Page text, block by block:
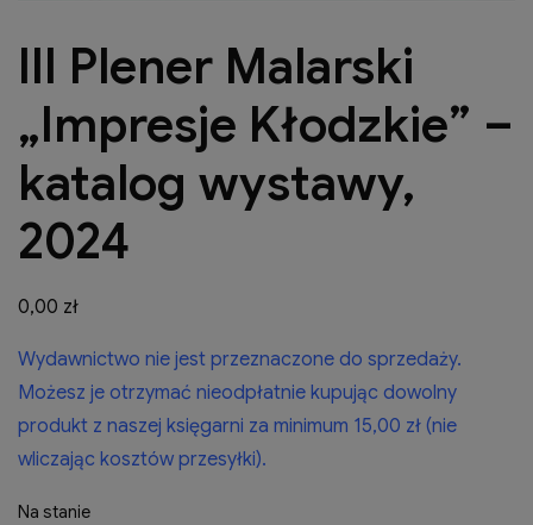
III Plener Malarski
„Impresje Kłodzkie” –
katalog wystawy,
2024
0,00 zł
Wydawnictwo nie jest przeznaczone do sprzedaży.
Możesz je otrzymać nieodpłatnie kupując dowolny
produkt z naszej księgarni za minimum 15,00 zł (nie
wliczając kosztów przesyłki).
Na stanie